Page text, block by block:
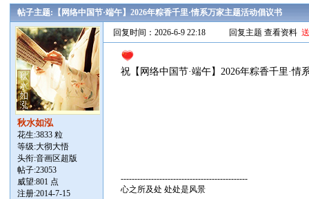
帖子主题:【网络中国节·端午】2026年粽香千里·情系万家主题活动倡议书
秋水如泓
花生:3833 粒
等级:大彻大悟
头衔:音画区超版
帖子:23053
威望:801 点
注册:2014-7-15
回复时间：2026-6-9 22:18 回复主题 查看资料
祝【网络中国节·端午】2026年粽香千里·
----------------------------------------------
心之所及处 处处是风景